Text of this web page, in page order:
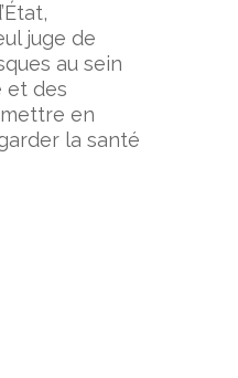
juge de
au sein
et des
mettre en
la santé